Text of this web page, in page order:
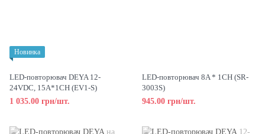
Новинка
LED-повторювач DEYA 12-
24VDC, 15A*1CH (EV1-S)
1 035.00 грн/шт.
LED-повторювач 8A * 1CH (SR-
3003S)
945.00 грн/шт.